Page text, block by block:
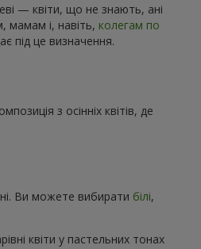
— квіти, що не знають, ані
мамам і, навіть, колегам по
під це визначення.
з осінніх квітів, де
Ви можете вибирати білі,
квіти у пастельних тонах